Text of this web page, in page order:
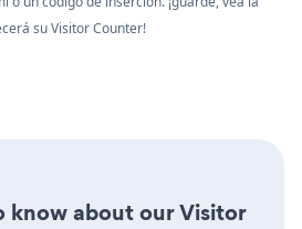
su Visitor Counter!
know about our Visitor